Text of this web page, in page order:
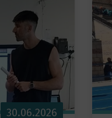
30.06.2026